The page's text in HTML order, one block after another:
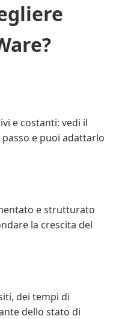
e costanti: vedi il
e puoi adattarlo
e strutturato
la crescita del
dei tempi di
dello stato di